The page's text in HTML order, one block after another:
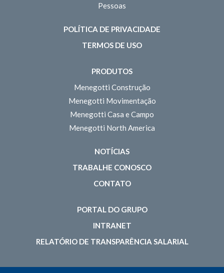
Pessoas
POLÍTICA DE PRIVACIDADE
TERMOS DE USO
PRODUTOS
Menegotti Construção
Menegotti Movimentação
Menegotti Casa e Campo
Menegotti North America
NOTÍCIAS
TRABALHE CONOSCO
CONTATO
PORTAL DO GRUPO
INTRANET
RELATÓRIO DE TRANSPARÊNCIA SALARIAL